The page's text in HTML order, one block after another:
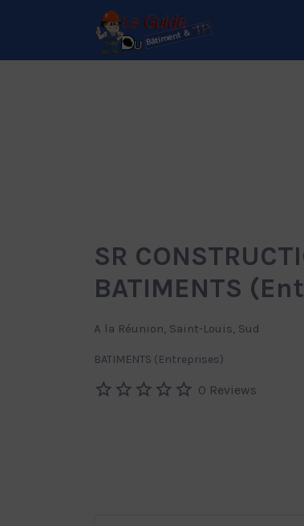
Rechercher:
SR
BATIMENTS
A la Réunion, Saint-Louis, Sud
BATIMENTS (Entreprises)
0 Reviews